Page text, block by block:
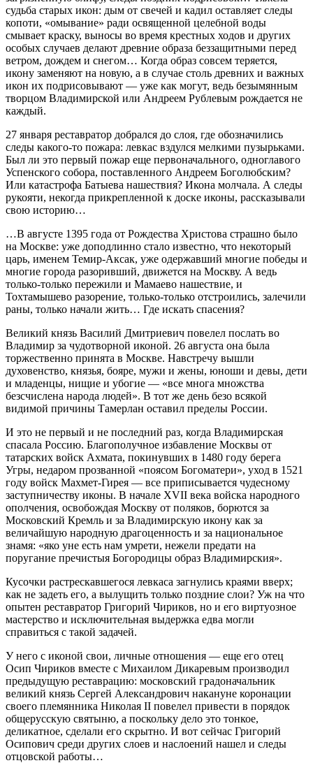
судьба старых икон: дым от свечей и кадил оставляет следы
копоти, «омывание» ради освященной целебной воды
смывает краску, выносы во время крестных ходов и других
особых случаев делают древние образа беззащитными перед
ветром, дождем и снегом… Когда образ совсем теряется,
икону заменяют на новую, а в случае столь древних и важных
икон их подрисовывают — уже как могут, ведь безымянным
творцом Владимирской или Андреем Рублевым рождается не
каждый.
27 января реставратор добрался до слоя, где обозначились
следы какого-то пожара: левкас вздулся мелкими пузырьками.
Был ли это первый пожар еще первоначального, одноглавого
Успенского собора, поставленного Андреем Боголюбским?
Или катастрофа Батыева нашествия? Икона молчала. А следы
рукояти, некогда прикрепленной к доске иконы, рассказывали
свою историю…
…В августе 1395 года от Рождества Христова страшно было
на Москве: уже доподлинно стало известно, что некоторый
царь, именем Темир-Аксак, уже одержавший многие победы и
многие города разоривший, движется на Москву. А ведь
только-только пережили и Мамаево нашествие, и
Тохтамышево разорение, только-только отстроились, залечили
раны, только начали жить… Где искать спасения?
Великий князь Василий Дмитриевич повелел послать во
Владимир за чудотворной иконой. 26 августа она была
торжественно принята в Москве. Навстречу вышли
духовенство, князья, бояре, мужи и жены, юноши и девы, дети
и младенцы, нищие и убогие — «все многа множства
безсчислена народа людей». В тот же день безо всякой
видимой причины Тамерлан оставил пределы России.
И это не первый и не последний раз, когда Владимирская
спасала Россию. Благополучное избавление Москвы от
татарских войск Ахмата, покинувших в 1480 году берега
Угры, недаром прозванной «поясом Богоматери», уход в 1521
году войск Махмет-Гирея — все приписывается чудесному
заступничеству иконы. В начале XVII века войска народного
ополчения, освобождая Москву от поляков, борются за
Московский Кремль и за Владимирскую икону как за
величайшую народную драгоценность и за национальное
знамя: «яко уне есть нам умрети, нежели предати на
поругание пречистыя Богородицы образ Владимирския».
Кусочки растрескавшегося левкаса загнулись краями вверх;
как не задеть его, а вылущить только поздние слои? Уж на что
опытен реставратор Григорий Чириков, но и его виртуозное
мастерство и исключительная выдержка едва могли
справиться с такой задачей.
У него с иконой свои, личные отношения — еще его отец
Осип Чириков вместе с Михаилом Дикаревым производил
предыдущую реставрацию: московский градоначальник
великий князь Сергей Александрович накануне коронации
своего племянника Николая II повелел привести в порядок
общерусскую святыню, а поскольку дело это тонкое,
деликатное, сделали его скрытно. И вот сейчас Григорий
Осипович среди других слоев и наслоений нашел и следы
отцовской работы…